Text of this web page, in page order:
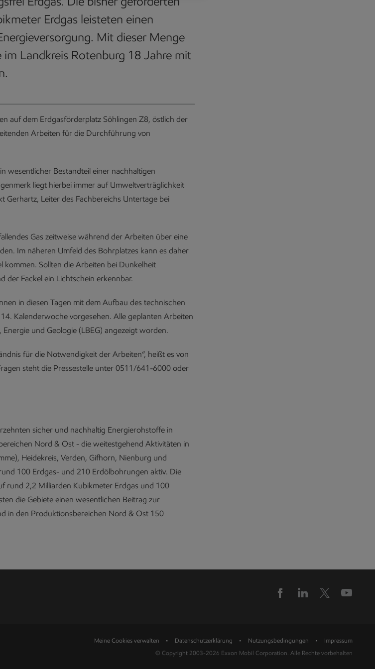
Erdgas leisteten einen
Mit dieser Menge
im Landkreis Rotenburg 18 Jahre mit
auf dem Erdgasförderplatz Söhlingen Z8, östlich der
Arbeiten für die Durchführung von
wesentlicher Bestandteil einer nachhaltigen
liegt hierbei immer auf Umweltverträglichkeit
Gerhartz, Leiter des Fachbereichs Untertage bei
Gas zeitweise während der Arbeiten über eine
Im näheren Umfeld des Bohrplatzes kann es daher
kommen. Sollten die Arbeiten bei Dunkelheit
Fackel ein Lichtschein erkennbar.
in diesen Tagen mit dem Aufbau des technischen
Kalenderwoche vorgesehen. Alle geplanten Arbeiten
und Geologie (LBEG) angezeigt worden.
für die Notwendigkeit der Arbeiten“, heißt es von
steht die Pressestelle unter 0511/641-6000 oder
sicher und nachhaltig Energierohstoffe in
Nord & Ost - die weitestgehend Aktivitäten in
Heidekreis, Verden, Gifhorn, Nienburg und
100 Erdgas- und 210 Erdölbohrungen aktiv. Die
rund 2,2 Milliarden Kubikmeter Erdgas und 100
die Gebiete einen wesentlichen Beitrag zur
in den Produktionsbereichen Nord & Ost 150
Meine Cookies verwalten Datenschutzerklärung Nutzungsbedingungen
Impressum
© Copyright 2003-2026 Exxon Mobil Corporation. Alle Rechte vorbehalten